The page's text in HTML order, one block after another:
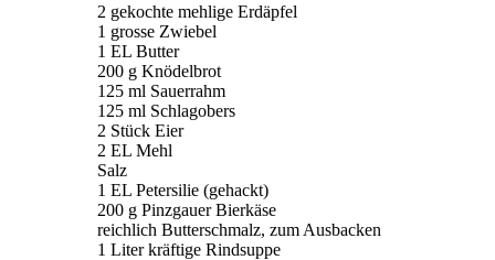
2 gekochte mehlige Erdäpfel
1 grosse Zwiebel
1 EL Butter
200 g Knödelbrot
125 ml Sauerrahm
125 ml Schlagobers
2 Stück Eier
2 EL Mehl
Salz
1 EL Petersilie (gehackt)
200 g Pinzgauer Bierkäse
reichlich Butterschmalz, zum Ausbacken
1 Liter kräftige Rindsuppe